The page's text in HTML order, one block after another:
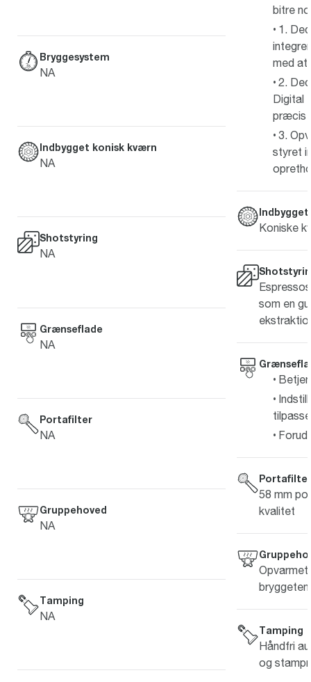
Bryggesystem
NA
Indbygget konisk kværn
NA
Shotstyring
NA
Grænseflade
NA
Portafilter
NA
Gruppehoved
NA
Tamping
NA
bitre
1.
med at
2.
Digital
præcis
3.
styret
Koniske
som en
Portafilter
58 mm
kvalitet
Opvarmet
Tamping
Håndfri
og